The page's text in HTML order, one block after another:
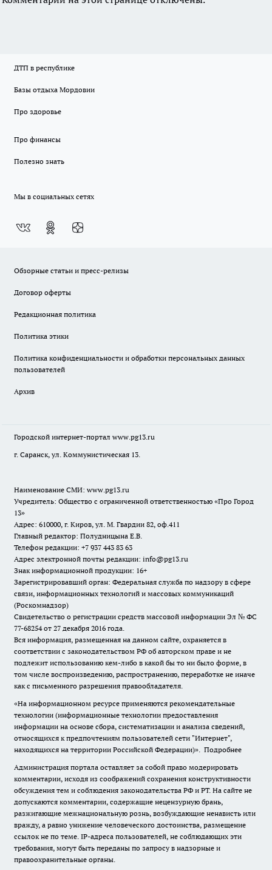
ДТП в республике
Базы отдыха Мордовии
Про здоровье
Про финансы
Полезно знать
Мы в социальных сетях
Обзорные статьи и пресс-релизы
Договор оферты
Редакционная политика
Политика этики
Политика конфиденциальности и обработки персональных данных
пользователей
Архив
Городской интернет-портал www.pg13.ru
г. Саранск, ул. Коммунистическая 13.
Наименование СМИ: www.pg13.ru
Учредитель: Общество с ограниченной ответственностью «Про Город
13»
Адрес: 610000, г. Киров, ул. М. Гвардии 82, оф.411
Главный редактор: Полудницына Е.В.
Телефон редакции: +7 937 443 83 63
Адрес электронной почты редакции: info@pg13.ru
Знак информационной продукции: 16+
Зарегистрировавший орган: Федеральная служба по надзору в сфере
связи, информационных технологий и массовых коммуникаций
(Роскомнадзор)
Свидетельство о регистрации средств массовой информации Эл № ФС
77-68254 от 27 декабря 2016 года.
Вся информация, размещенная на данном сайте, охраняется в
соответствии с законодательством РФ об авторском праве и не
подлежит использованию кем-либо в какой бы то ни было форме, в
том числе воспроизведению, распространению, переработке не иначе
как с письменного разрешения правообладателя.
«На информационном ресурсе применяются рекомендательные
технологии (информационные технологии предоставления
информации на основе сбора, систематизации и анализа сведений,
относящихся к предпочтениям пользователей сети "Интернет",
находящихся на территории Российской Федерации)». Подробнее
Администрация портала оставляет за собой право модерировать
комментарии, исходя из соображений сохранения конструктивности
обсуждения тем и соблюдения законодательства РФ и РТ. На сайте не
допускаются комментарии, содержащие нецензурную брань,
разжигающие межнациональную рознь, возбуждающие ненависть или
вражду, а равно унижение человеческого достоинства, размещение
ссылок не по теме. IP-адреса пользователей, не соблюдающих эти
требования, могут быть переданы по запросу в надзорные и
правоохранительные органы.